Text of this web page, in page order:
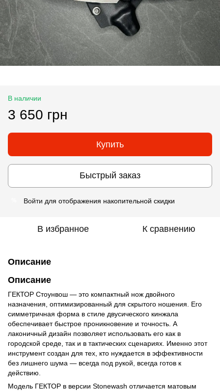
В наличии
3 650 грн
Купить
Быстрый заказ
Войти для отображения накопительной скидки
В избранное К сравнению
Описание
Описание
ГЕКТОР Стоунвош — это компактный нож двойного
назначения, оптимизированный для скрытого ношения. Его
симметричная форма в стиле двусического кинжала
обеспечивает быстрое проникновение и точность. А
лаконичный дизайн позволяет использовать его как в
городской среде, так и в тактических сценариях. Именно этот
инструмент создан для тех, кто нуждается в эффективности
без лишнего шума — всегда под рукой, всегда готов к
действию.
Модель ГЕКТОР в версии Stonewash отличается матовым